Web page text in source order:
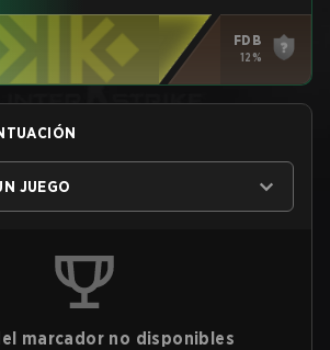
FDB
12%
JUEGO
marcador no disponibles